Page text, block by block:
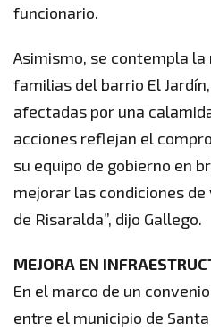
funcionario.
Asimismo, se contempla
familias del barrio El
afectadas por una
acciones reflejan el
su equipo de gobierno en
mejorar las condiciones
de Risaralda”, dijo Gallego.
MEJORA EN
En el marco de un
entre el municipio de